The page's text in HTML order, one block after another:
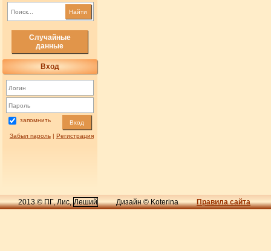
Найти
Случайные
данные
Вход
запомнить Вход
Забыл пароль| Регистрация
2013 © ПГ, Лис,Леший Дизайн © Koterina Правила сайта